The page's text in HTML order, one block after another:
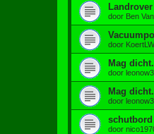
door Ben
door
Mag dicht.
door leonow3
Mag
door leonow3
door